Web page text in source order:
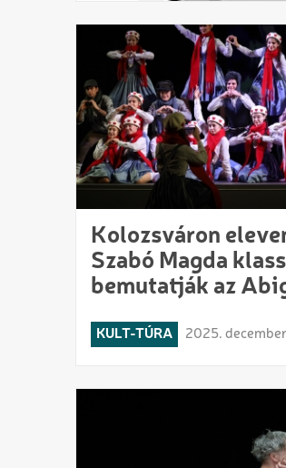
Kolozsváron
Szabó Magda
bemutatják az
KULT-TÚRA 2025.